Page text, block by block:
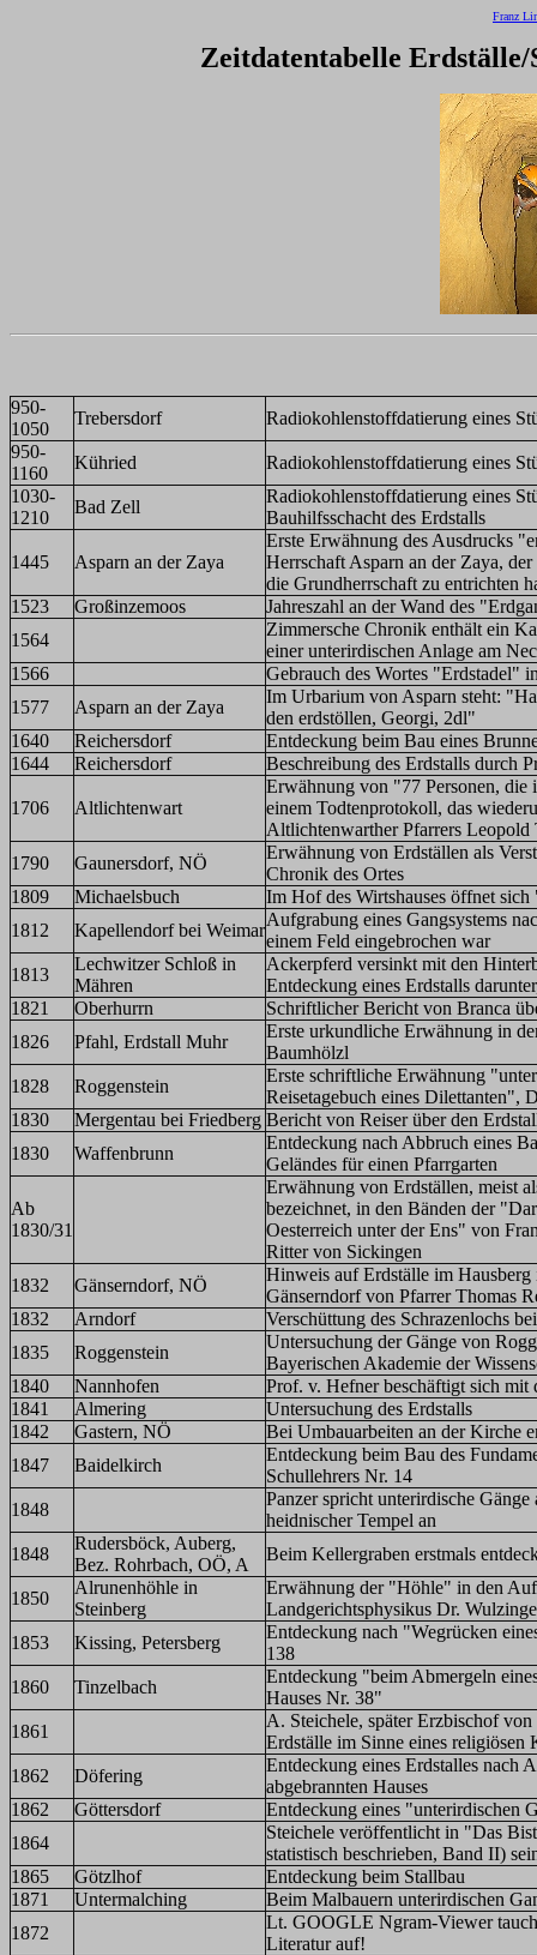
Franz
Zeitdatentabelle
950-
1050
Trebersdorf
Radiokohlenstoffdatierung eines
950-
1160
Kühried
Radiokohlenstoffdatierung eines
1030-
1210
Bad Zell
Radiokohlenstoffdatierung eines
Bauhilfsschacht des Erdstalls
1445 Asparn an der Zaya
Erste Erwähnung des Ausdrucks
Herrschaft Asparn an der Zaya,
die Grundherrschaft zu entrichten
1523
Großinzemoos
Jahreszahl an der Wand des
1564
Zimmersche Chronik enthält ein
einer unterirdischen Anlage am
1566
Gebrauch des Wortes "Erdstadel"
1577
Asparn an der Zaya
Im Urbarium von Asparn steht:
den erdstöllen, Georgi, 2dl"
1640
Reichersdorf
Entdeckung beim Bau eines
1644
Reichersdorf Beschreibung des Erdstalls durch
1706 Altlichtenwart
Erwähnung von "77 Personen, die
einem Todtenprotokoll, das
Altlichtenwarther Pfarrers Leopold
1790
Gaunersdorf, NÖ
Erwähnung von Erdställen als
Chronik des Ortes
1809
Michaelsbuch
Im Hof des Wirtshauses öffnet
1812
Kapellendorf bei Weimar
Aufgrabung eines Gangsystems
einem Feld eingebrochen war
1813
Lechwitzer Schloß in
Mähren
Ackerpferd versinkt mit den
Entdeckung eines Erdstalls
1821
Oberhurrn
Schriftlicher Bericht von Branca
1826
Pfahl, Erdstall Muhr
Erste urkundliche Erwähnung in
Baumhölzl
1828
Roggenstein
Erste schriftliche Erwähnung
Reisetagebuch eines Dilettanten",
1830
Mergentau bei Friedberg Bericht von Reiser über den
1830
Waffenbrunn
Entdeckung nach Abbruch eines
Geländes für einen Pfarrgarten
Ab
1830/31
Erwähnung von Erdställen, meist
bezeichnet, in den Bänden der
Oesterreich unter der Ens" von
Ritter von Sickingen
1832
Gänserndorf, NÖ
Hinweis auf Erdställe im
Gänserndorf von Pfarrer Thomas
1832
Arndorf
Verschüttung des Schrazenlochs
1835
Roggenstein
Untersuchung der Gänge von
Bayerischen Akademie der
1840
Nannhofen
Prof. v. Hefner beschäftigt sich mit
1841
Almering
Untersuchung des Erdstalls
1842
Gastern, NÖ
Bei Umbauarbeiten an der Kirche
1847
Baidelkirch
Entdeckung beim Bau des
Schullehrers Nr. 14
1848
Panzer spricht unterirdische
heidnischer Tempel an
1848
Rudersböck, Auberg,
Bez. Rohrbach, OÖ, A
Beim Kellergraben erstmals
1850
Alrunenhöhle in
Steinberg
Erwähnung der "Höhle" in den
Landgerichtsphysikus Dr.
1853
Kissing, Petersberg
Entdeckung nach "Wegrücken
138
1860
Tinzelbach
Entdeckung "beim Abmergeln
Hauses Nr. 38"
1861
A. Steichele, später Erzbischof
Erdställe im Sinne eines religiösen
1862
Döfering
Entdeckung eines Erdstalles nach
abgebrannten Hauses
1862
Göttersdorf
Entdeckung eines "unterirdischen
1864
Steichele veröffentlicht in "Das
statistisch beschrieben, Band II)
1865
Götzlhof
Entdeckung beim Stallbau
1871
Untermalching
Beim Malbauern unterirdischen
1872
Lt. GOOGLE Ngram-Viewer
Literatur auf!